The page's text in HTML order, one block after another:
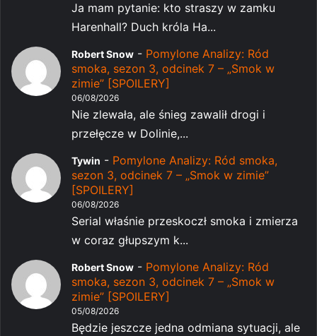
Ja mam pytanie: kto straszy w zamku
Harenhall? Duch króla Ha...
Robert Snow - Pomylone Analizy: Ród
smoka, sezon 3, odcinek 7 – „Smok w
zimie” [SPOILERY]
06/08/2026
Nie zlewała, ale śnieg zawalił drogi i
przełęcze w Dolinie,...
Tywin - Pomylone Analizy: Ród smoka,
sezon 3, odcinek 7 – „Smok w zimie”
[SPOILERY]
06/08/2026
Serial właśnie przeskoczł smoka i zmierza
w coraz głupszym k...
Robert Snow - Pomylone Analizy: Ród
smoka, sezon 3, odcinek 7 – „Smok w
zimie” [SPOILERY]
05/08/2026
Będzie jeszcze jedna odmiana sytuacji, ale